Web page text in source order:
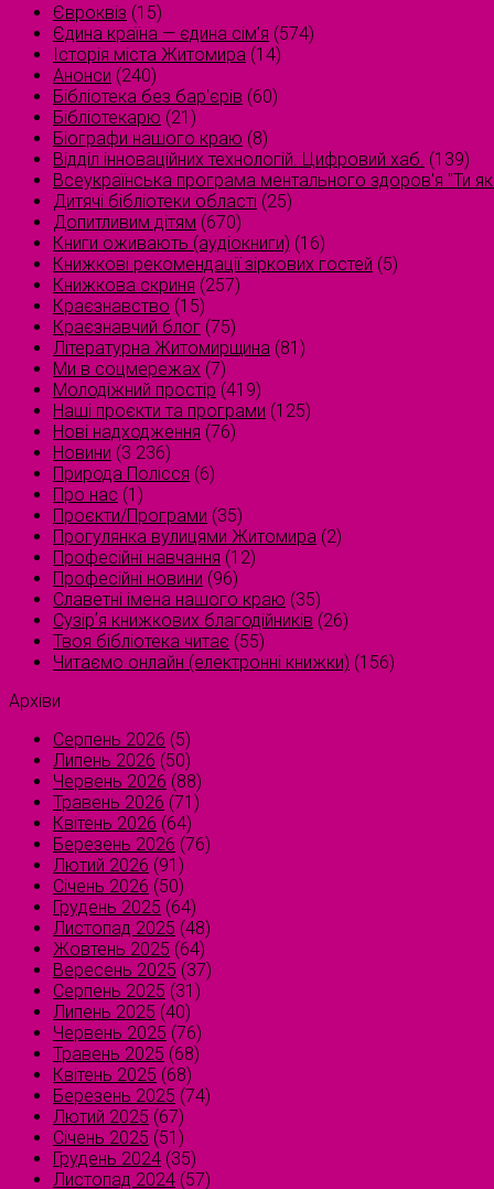
Євроквіз (15)
Єдина країна — єдина сім’я (574)
Історія міста Житомира (14)
Анонси (240)
Бібліотека без бар'єрів (60)
Бібліотекарю (21)
Біографи нашого краю (8)
Відділ інноваційних технологій. Цифровий хаб. (139)
Всеукраїнська програма ментального здоров'я "Ти
Дитячі бібліотеки області (25)
Допитливим дітям (670)
Книги оживають (аудіокниги) (16)
Книжкові рекомендації зіркових гостей (5)
Книжкова скриня (257)
Краєзнавство (15)
Краєзнавчий блог (75)
Літературна Житомирщина (81)
Ми в соцмережах (7)
Молодіжний простір (419)
Наші проєкти та програми (125)
Нові надходження (76)
Новини (3 236)
Природа Полісся (6)
Про нас (1)
Проєкти/Програми (35)
Прогулянка вулицями Житомира (2)
Професійні навчання (12)
Професійні новини (96)
Славетні імена нашого краю (35)
Сузірʼя книжкових благодійників (26)
Твоя бібліотека читає (55)
Читаємо онлайн (електронні книжки) (156)
Архіви
Серпень 2026 (5)
Липень 2026 (50)
Червень 2026 (88)
Травень 2026 (71)
Квітень 2026 (64)
Березень 2026 (76)
Лютий 2026 (91)
Січень 2026 (50)
Грудень 2025 (64)
Листопад 2025 (48)
Жовтень 2025 (64)
Вересень 2025 (37)
Серпень 2025 (31)
Липень 2025 (40)
Червень 2025 (76)
Травень 2025 (68)
Квітень 2025 (68)
Березень 2025 (74)
Лютий 2025 (67)
Січень 2025 (51)
Грудень 2024 (35)
Листопад 2024 (57)